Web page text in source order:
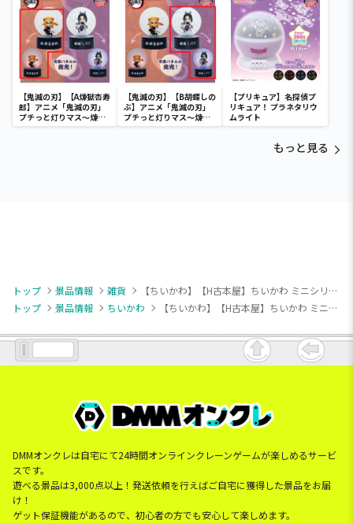
【鬼滅の刃】【A煉獄杏寿
郎】アニメ「鬼滅の刃」
プチっと灯りマス～煉獄
杏寿郎・胡蝶しのぶ～
【鬼滅の刃】【B胡蝶しの
ぶ】アニメ「鬼滅の刃」
プチっと灯りマス～煉獄
杏寿郎・胡蝶しのぶ～
【プリキュア】名探偵プ
リキュア！ プラネタリウ
ムライト
もっと見る
トップ 景品情報 雑貨
【ちいかわ】【H古本屋】ちいかわ ミニシリコンポーチ
トップ
景品情報 ちいかわ 【ちいかわ】【H古本屋】ちいかわ ミニシリコンポーチ
DMMオンクレは自宅にて24時間オンラインクレーンゲームが楽しめるサービ
スです。
遊べる景品は3,000点以上！発送依頼を行えばご自宅に獲得した景品をお届
け！
ゲット保証機能があるので、初心者の方でも安心して楽しめます。